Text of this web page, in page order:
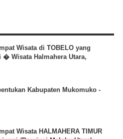
Wisata di TOBELO yang
Wisata Halmahera Utara,
Kabupaten Mukomuko -
Wisata HALMAHERA TIMUR